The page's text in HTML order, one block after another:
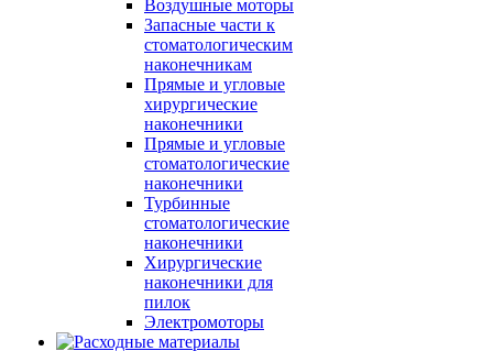
Воздушные моторы
Запасные части к
стоматологическим
наконечникам
Прямые и угловые
хирургические
наконечники
Прямые и угловые
стоматологические
наконечники
Турбинные
стоматологические
наконечники
Хирургические
наконечники для
пилок
Электромоторы